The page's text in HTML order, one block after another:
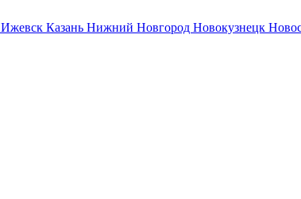
Ижевск Казань Нижний Новгород Новокузнецк